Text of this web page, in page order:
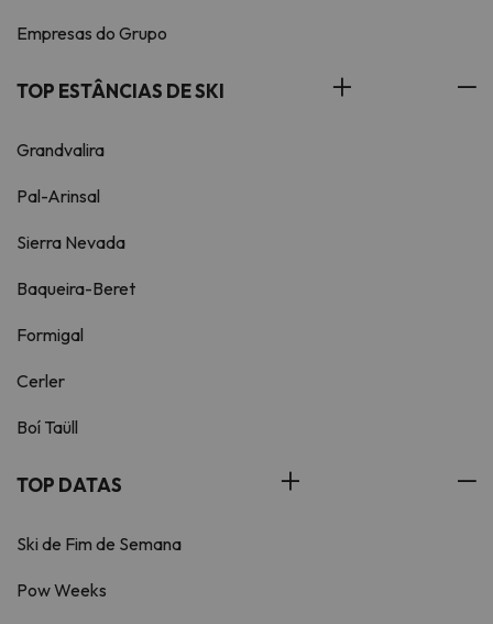
Empresas do Grupo
TOP ESTÂNCIAS DE SKI
Grandvalira
Pal-Arinsal
Sierra Nevada
Baqueira-Beret
Formigal
Cerler
Boí Taüll
TOP DATAS
Ski de Fim de Semana
Pow Weeks